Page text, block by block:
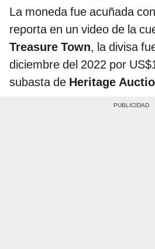
La moneda fue acuñada
reporta en un video de la
Treasure Town, la divisa
diciembre del 2022 por
subasta de Heritage